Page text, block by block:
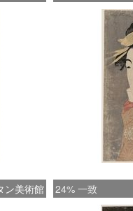
ン美術館 24% 一致